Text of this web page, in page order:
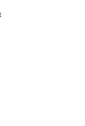
台挨拶へマッスルプラ
JAPAN 」にてマッス